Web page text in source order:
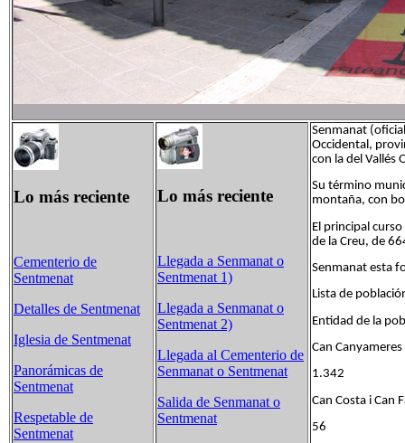
Lo más reciente
Cementerio de
Sentmenat
Detalles de Sentmenat
Iglesia de Sentmenat
Panorámicas de
Sentmenat
Respetable de
Sentmenat
Lo más reciente
Llegada a Senmanat o
Sentmenat 1)
Llegada a Senmanat o
Sentmenat 2)
Llegada al Cementerio de
Senmanat o Sentmenat
Salida de Senmanat o
Sentmenat
Senmanat
Occidental,
con la del Vallés
Su término
montaña, con
El principal
de la Creu, de
Senmanat esta
Lista de
Entidad de la
Can
1.342
Can Costa i
56